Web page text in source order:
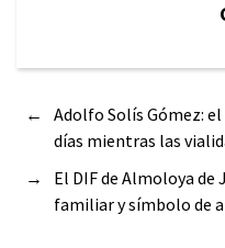
←
Adolfo Solís Gómez: el
días mientras las
→
El DIF de Almoloya
familiar y símbolo de